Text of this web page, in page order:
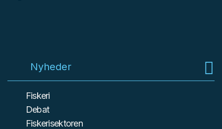
Nyheder
Fiskeri
Debat
Fiskerisektoren